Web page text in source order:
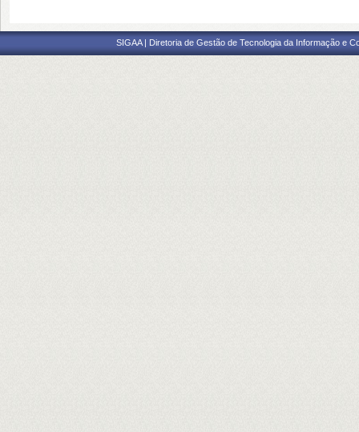
SIGAA | Diretoria de Gestão de Tecnologia da Informação e